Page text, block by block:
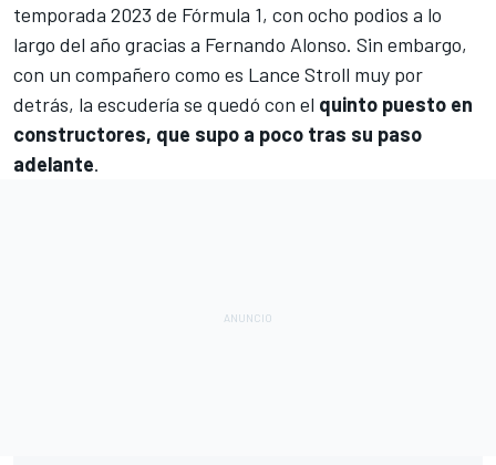
temporada 2023 de Fórmula 1, con ocho podios a lo
largo del año gracias a Fernando Alonso. Sin embargo,
con un compañero como es Lance Stroll muy por
detrás, la escudería se quedó con el quinto puesto en
constructores, que supo a poco tras su paso
adelante.